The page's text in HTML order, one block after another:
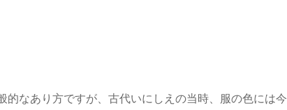
なあり方ですが、古代いにしえの当時、服の色には今